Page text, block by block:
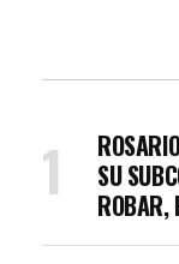
SU
ROBAR,